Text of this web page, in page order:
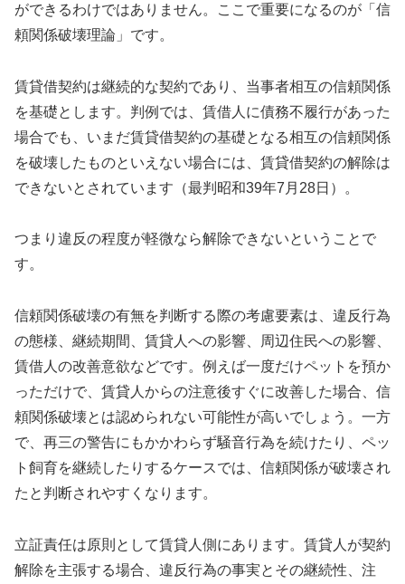
ができるわけではありません。ここで重要になるのが「信
頼関係破壊理論」です。
賃貸借契約は継続的な契約であり、当事者相互の信頼関係
を基礎とします。判例では、賃借人に債務不履行があった
場合でも、いまだ賃貸借契約の基礎となる相互の信頼関係
を破壊したものといえない場合には、賃貸借契約の解除は
できないとされています（最判昭和39年7月28日）。
つまり違反の程度が軽微なら解除できないということで
す。
信頼関係破壊の有無を判断する際の考慮要素は、違反行為
の態様、継続期間、賃貸人への影響、周辺住民への影響、
賃借人の改善意欲などです。例えば一度だけペットを預か
っただけで、賃貸人からの注意後すぐに改善した場合、信
頼関係破壊とは認められない可能性が高いでしょう。一方
で、再三の警告にもかかわらず騒音行為を続けたり、ペッ
ト飼育を継続したりするケースでは、信頼関係が破壊され
たと判断されやすくなります。
立証責任は原則として賃貸人側にあります。賃貸人が契約
解除を主張する場合、違反行為の事実とその継続性、注